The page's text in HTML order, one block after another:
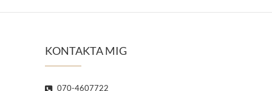
KONTAKTA MIG
070-4607722